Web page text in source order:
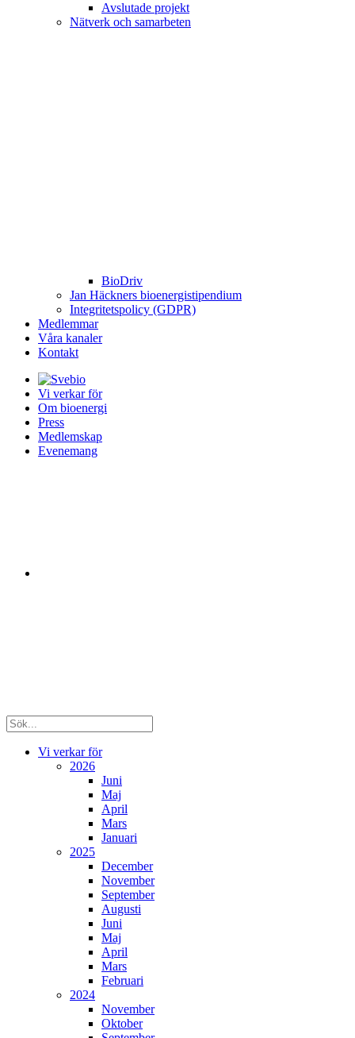
Avslutade projekt
Nätverk och samarbeten
BioDriv
Jan Häckners bioenergistipendium
Integritetspolicy (GDPR)
Medlemmar
Våra kanaler
Kontakt
Vi verkar för
Om bioenergi
Press
Medlemskap
Evenemang
Vi verkar för
2026
Juni
Maj
April
Mars
Januari
2025
December
November
September
Augusti
Juni
Maj
April
Mars
Februari
2024
November
Oktober